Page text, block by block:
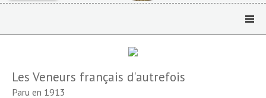
Les Veneurs français d'autrefois
Paru en 1913